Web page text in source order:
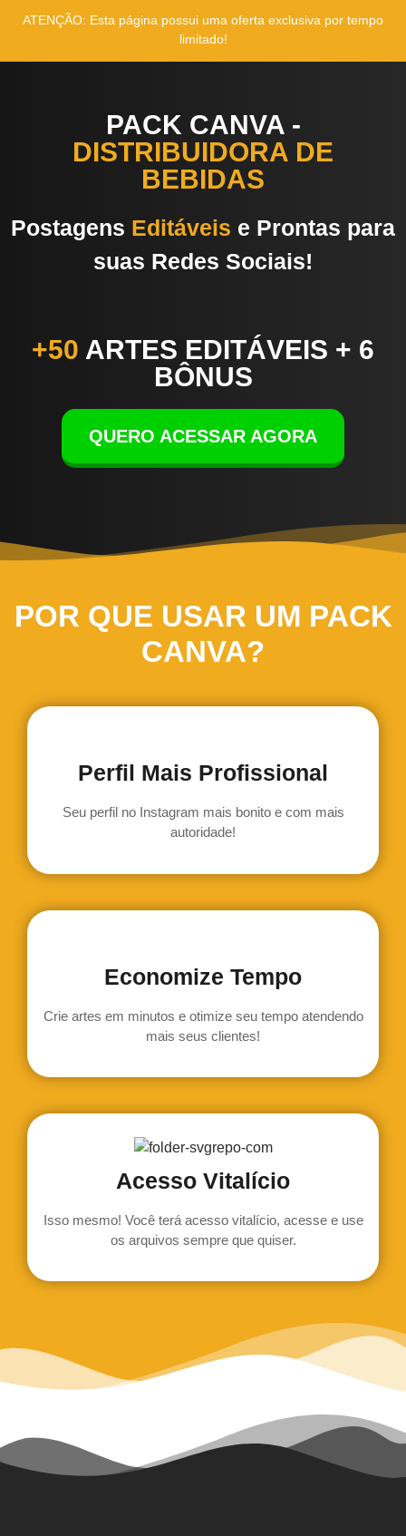
ATENÇÃO: Esta página possui uma oferta exclusiva por tempo
limitado!
PACK CANVA -
DISTRIBUIDORA DE
BEBIDAS
Postagens Editáveis e Prontas para
suas Redes Sociais!
+50 ARTES EDITÁVEIS + 6
BÔNUS
QUERO ACESSAR AGORA
POR QUE USAR UM PACK
CANVA?
Perfil Mais Profissional
Seu perfil no Instagram mais bonito e com mais
autoridade!
Economize Tempo
Crie artes em minutos e otimize seu tempo atendendo
mais seus clientes!
Acesso Vitalício
Isso mesmo! Você terá acesso vitalício, acesse e use
os arquivos sempre que quiser.